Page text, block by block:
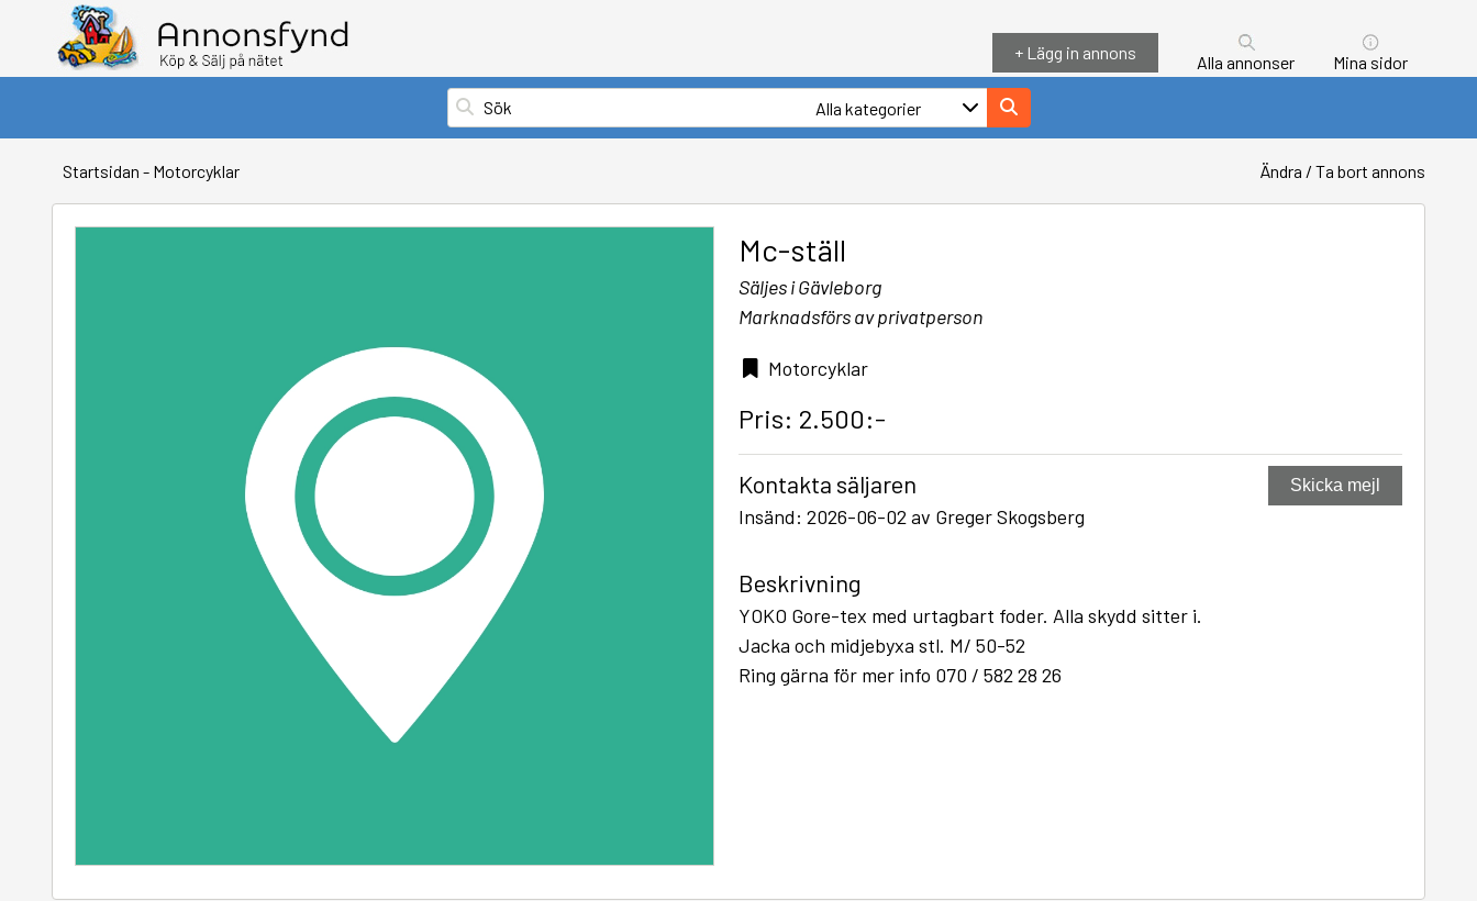
+ Lägg in annons Alla annonser Mina sidor
Startsidan - Motorcyklar Ändra / Ta bort annons
Mc-ställ
Säljes i Gävleborg
Marknadsförs av privatperson
Motorcyklar
Pris: 2.500:-
Kontakta säljaren
Insänd: 2026-06-02 av Greger Skogsberg
Skicka mejl
Beskrivning
YOKO Gore-tex med urtagbart foder. Alla skydd sitter i.
Jacka och midjebyxa stl. M/ 50-52
Ring gärna för mer info 070 / 582 28 26